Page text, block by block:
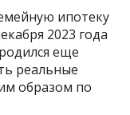
ипотеку
2023 года
еще
реальные
образом по